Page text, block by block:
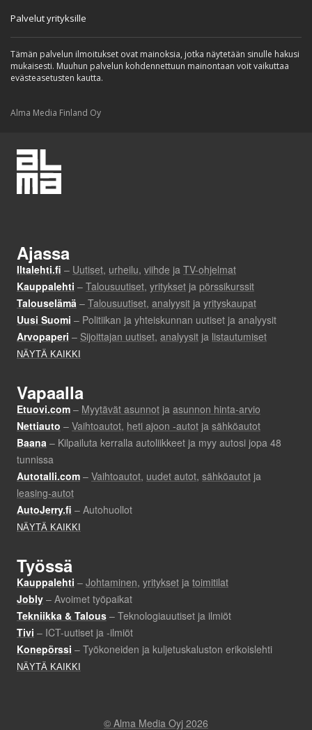
Palvelut yrityksille
Tämän palvelun ilmoitukset ovat mainoksia, jotka näytetään sinulle hakusi
mukaisesti. Muuhun palvelun kohdennettuun mainontaan voit vaikuttaa
evästeasetusten kautta.
Alma Media Finland Oy